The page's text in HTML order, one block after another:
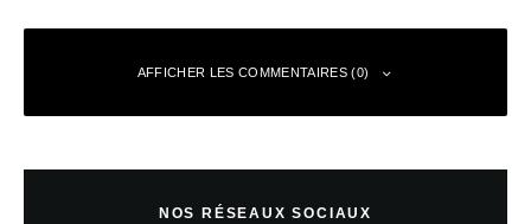
AFFICHER LES COMMENTAIRES (0)
NOS RÉSEAUX SOCIAUX